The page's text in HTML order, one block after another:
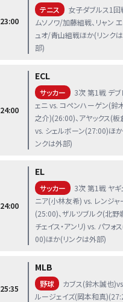
23:00
テニス
女子ダブルス1回
ムソノワ/加藤組戦、リャン
ュオ/青山組戦ほか(リンク
部)
24:00
ECL
サッカー
3次 第1戦 デブ
ェニ vs. コペンハーゲン(鈴
之介)(26:00)、アヤックス(板
vs. シェルボーン(27:00)ほ
ンクは外部)
24:00
EL
サッカー
3次 第1戦 ヤギ
ニア(小林友希) vs. レンジャ
(25:00)、ザルツブルク(北野
チェイス・アンリ) vs. パフォ
00)ほか(リンクは外部)
25:35
MLB
野球
カブス(鈴木誠也
ルージェイズ(岡本和真